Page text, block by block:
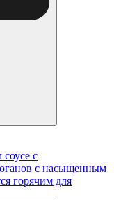
с
с насыщенным
горячим для